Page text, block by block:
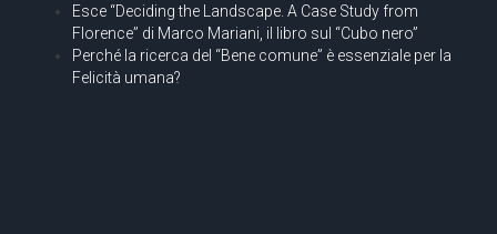
Esce “Deciding the Landscape. A Case Study from
Florence” di Marco Mariani, il libro sul “Cubo nero”
Perché la ricerca del “Bene comune” è essenziale per la
Felicità umana?